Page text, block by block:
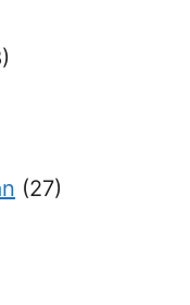
(27)